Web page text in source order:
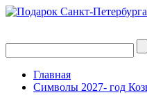
Главная
Символы 2027- год